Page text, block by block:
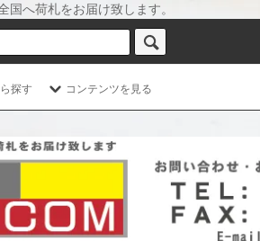
へ荷札をお届け致します。
探す コンテンツを見る